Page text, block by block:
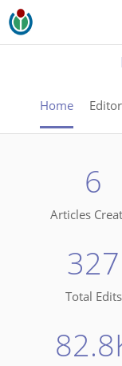
Home
6
Articles
327
Total Edits